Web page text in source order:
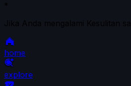
*
Jika Anda mengalami Kesulitan
home
explore